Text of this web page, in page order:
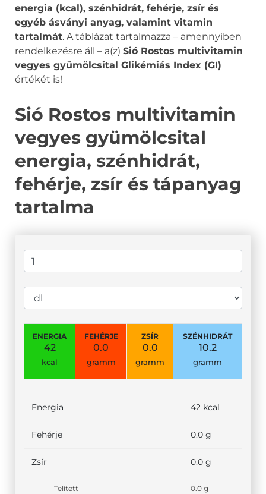
energia (kcal), szénhidrát, fehérje, zsír és
egyéb ásványi anyag, valamint vitamin
tartalmát. A táblázat tartalmazza – amennyiben
rendelkezésre áll – a(z) Sió Rostos multivitamin
vegyes gyümölcsital Glikémiás Index (GI)
értékét is!
Sió Rostos multivitamin
vegyes gyümölcsital
energia, szénhidrát,
fehérje, zsír és tápanyag
tartalma
ENERGIA
42
kcal
FEHÉRJE
0.0
gramm
ZSÍR
0.0
gramm
SZÉNHIDRÁT
10.2
gramm
Energia 42 kcal
Fehérje 0.0 g
Zsír 0.0 g
Telített 0.0 g